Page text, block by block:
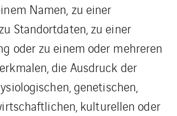
Namen, zu einer
Standortdaten, zu einer
oder zu einem oder mehreren
die Ausdruck der
genetischen,
kulturellen oder